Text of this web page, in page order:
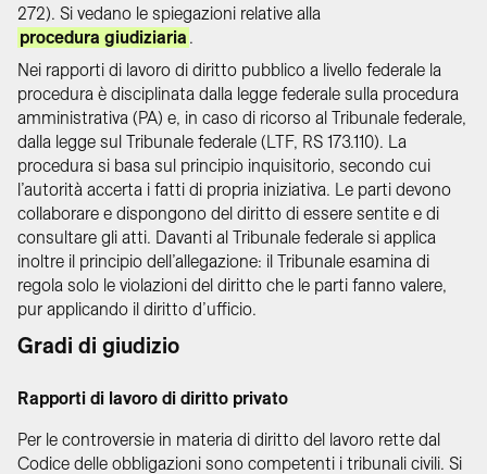
272). Si vedano le spiegazioni relative alla
procedura giudiziaria .
Nei rapporti di lavoro di diritto pubblico a livello federale la
procedura è disciplinata dalla legge federale sulla procedura
amministrativa (PA) e, in caso di ricorso al Tribunale federale,
dalla legge sul Tribunale federale (LTF, RS 173.110). La
procedura si basa sul principio inquisitorio, secondo cui
l’autorità accerta i fatti di propria iniziativa. Le parti devono
collaborare e dispongono del diritto di essere sentite e di
consultare gli atti. Davanti al Tribunale federale si applica
inoltre il principio dell’allegazione: il Tribunale esamina di
regola solo le violazioni del diritto che le parti fanno valere,
pur applicando il diritto d’ufficio.
Gradi di giudizio
Rapporti di lavoro di diritto privato
Per le controversie in materia di diritto del lavoro rette dal
Codice delle obbligazioni sono competenti i tribunali civili. Si